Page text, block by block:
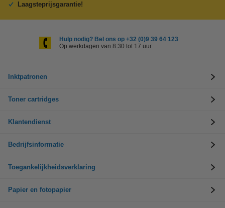
Laagsteprijsgarantie!
Hulp nodig? Bel ons op +32 (0)9 39 64 123
Op werkdagen van 8.30 tot 17 uur
Inktpatronen
Toner cartridges
Klantendienst
Bedrijfsinformatie
Toegankelijkheidsverklaring
Papier en fotopapier